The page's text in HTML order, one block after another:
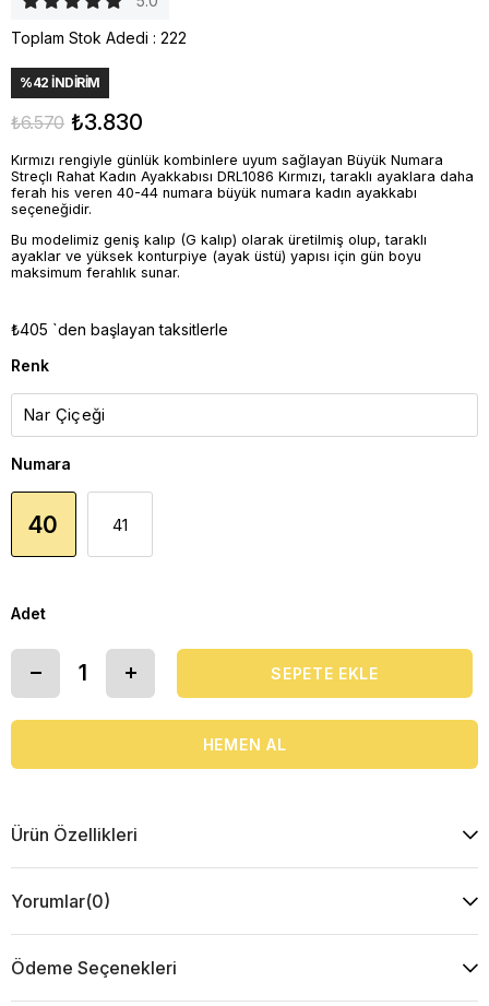
Toplam Stok Adedi : 222
%42 İNDIRIM
₺6.570 ₺3.830
Kırmızı rengiyle günlük kombinlere uyum sağlayan Büyük Numara
Streçlı Rahat Kadın Ayakkabısı DRL1086 Kırmızı, taraklı ayaklara daha
ferah his veren 40-44 numara büyük numara kadın ayakkabı
seçeneğidir.
Bu modelimiz geniş kalıp (G kalıp) olarak üretilmiş olup, taraklı
ayaklar ve yüksek konturpiye (ayak üstü) yapısı için gün boyu
maksimum ferahlık sunar.
₺405 `den başlayan taksitlerle
Renk
Numara
40 41
Adet
Ürün Özellikleri
Yorumlar(0)
Ödeme Seçenekleri